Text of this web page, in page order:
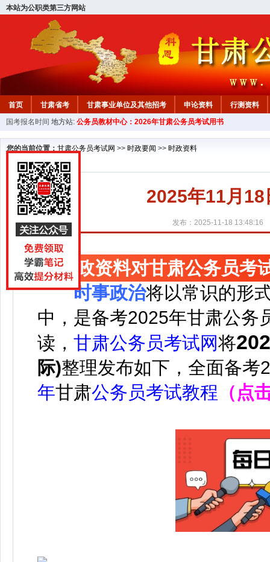
本站为公职类第三方网站
首页 甘肃省考 甘肃事业单位及其他招考 申论资料
行测资料
国考报名时间 地方站: 公务员教材中心：2026年甘肃公务员考试用书
您的当前位置： 甘肃公务员考试网 >> 时政要闻 >> 时政资料
2025年11月
发布：2025-11-18 13:48:16
时政资料对甘肃公务员考
时事政治将以常识的形
中，是备考2025年甘肃公务
读， 甘肃公务员考试网将
际)整理发布如下， 全面备考
年甘肃公务员考试教程 （点